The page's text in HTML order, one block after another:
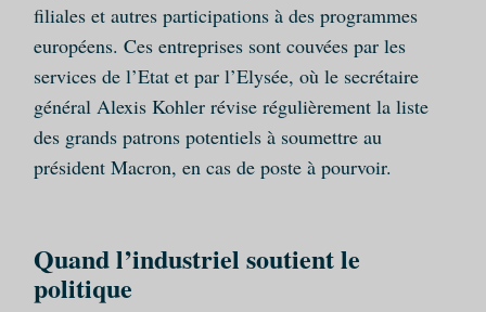
filiales et autres participations à des programmes
européens. Ces entreprises sont couvées par les
services de l’Etat et par l’Elysée, où le secrétaire
général Alexis Kohler révise régulièrement la liste
des grands patrons potentiels à soumettre au
président Macron, en cas de poste à pourvoir.
Quand l’industriel soutient le
politique